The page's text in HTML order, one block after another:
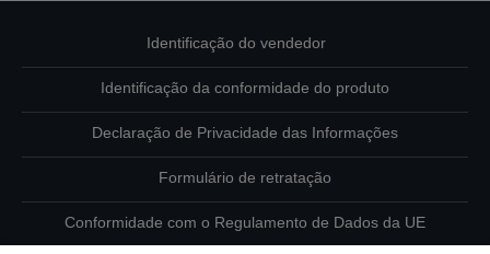
Identificação do vendedor
Identificação da conformidade do produto
Declaração de Privacidade das Informações
Formulário de retratação
Conformidade com o Regulamento de Dados da UE